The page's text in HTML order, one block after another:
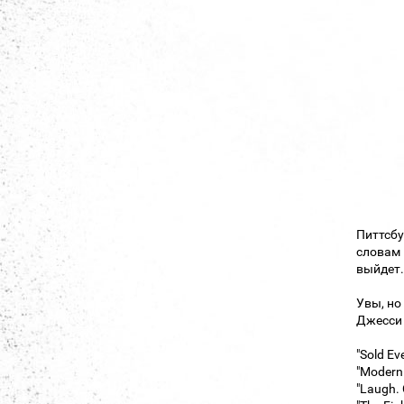
словам
Увы, но
Джесси
"Sold
"Laugh.